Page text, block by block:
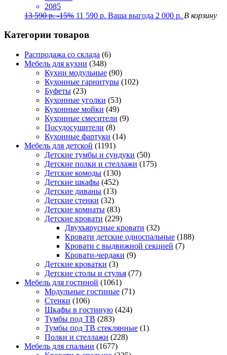
2085
13 590р. -15% 11 590 р. Ваша выгода 2 000 р. В корзину
Категории товаров
Распродажа со склада (6)
Мебель для кухни (348)
Кухни модульные (90)
Кухонные гарнитуры (102)
Буфеты (23)
Кухонные уголки (53)
Кухонные мойки (49)
Кухонные смесители (9)
Посудосушители (8)
Кухонные фартуки (14)
Мебель для детской (1191)
Детские тумбы и сундуки (50)
Детские полки и стеллажи (175)
Детские комоды (130)
Детские шкафы (452)
Детские диваны (13)
Детские стенки (32)
Детские комнаты (83)
Детские кровати (229)
Двухъярусные кровати (32)
Кровати детские односпальные (188)
Кровати с выдвижной секцией (7)
Кровати-чердаки (9)
Детские кроватки (3)
Детские столы и стулья (77)
Мебель для гостиной (1061)
Модульные гостиные (71)
Стенки (106)
Шкафы в гостиную (424)
Тумбы под ТВ (283)
Тумбы под ТВ стеклянные (1)
Полки и стеллажи (228)
Мебель для спальни (1677)